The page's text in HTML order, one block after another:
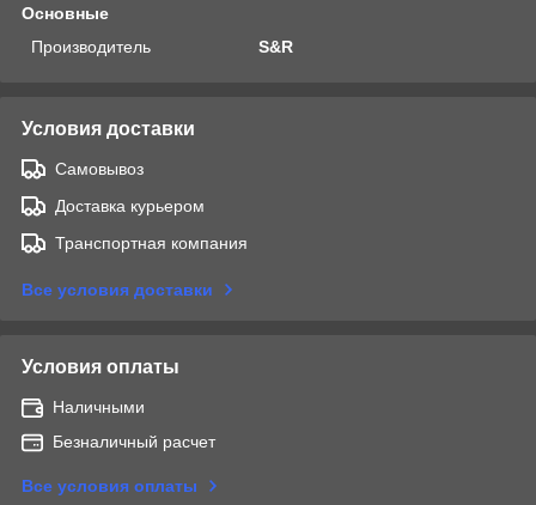
Основные
Производитель
S&R
Условия доставки
Самовывоз
Доставка курьером
Транспортная компания
Все условия доставки
Условия оплаты
Наличными
Безналичный расчет
Все условия оплаты